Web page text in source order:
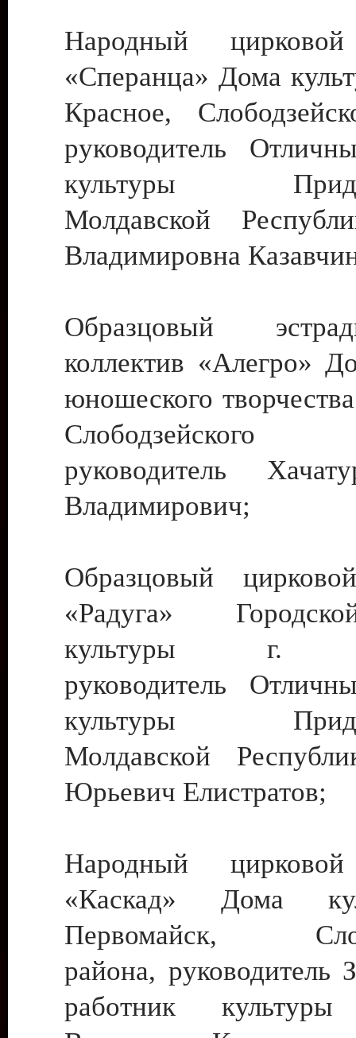
Народный цирковой
«Сперанца» Дома
Красное,
руководитель
культуры
Молдавской
Владимировна
Образцовый
коллектив «Алегро»
юношеского
руководитель
Владимирович;
Образцовый
«Радуга»
культуры г.
руководитель
культуры
Молдавской
Юрьевич Елистратов;
Народный цирковой
«Каскад» Дома
Первомайск,
района, руководитель
работник культуры